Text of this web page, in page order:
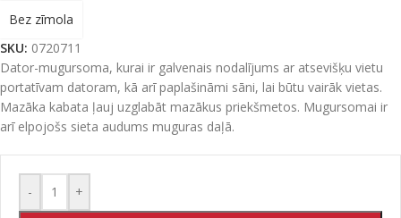
Bez zīmola
SKU: 0720711
Dator-mugursoma, kurai ir galvenais nodalījums ar atsevišķu vietu
portatīvam datoram, kā arī paplašināmi sāni, lai būtu vairāk vietas.
Mazāka kabata ļauj uzglabāt mazākus priekšmetos. Mugursomai ir
arī elpojošs sieta audums muguras daļā.
- +